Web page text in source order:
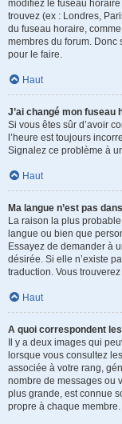
modifiez le fuseau
trouvez (ex : Londres,
du fuseau horaire,
membres du forum. Donc
pour le faire.
Haut
J’ai changé mon fuseau
Si vous êtes sûr d’avoir
l’heure est toujours
Signalez ce problème à
Haut
Ma langue n’est pas
La raison la plus
langue ou bien que
Essayez de demander à
désirée. Si elle n’existe
traduction. Vous
Haut
A quoi correspondent
Il y a deux images qui
lorsque vous consultez
associée à votre rang,
nombre de messages ou
plus grande, est connue
propre à chaque membre.